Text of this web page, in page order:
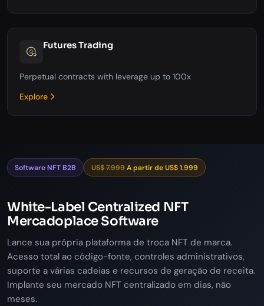
Futures Trading
Perpetual contracts with leverage up to 100x
Explore
Software NFT B2B US$ 7.999A partir de US$ 1.999
White-Label Centralized NFT
Mercadoplace Software
Lance sua própria plataforma de troca NFT de marca.
Acesso total ao código-fonte, controles administrativos,
suporte a várias cadeias e recursos de geração de receita.
Implante seu mercado NFT centralizado em dias, não
meses.